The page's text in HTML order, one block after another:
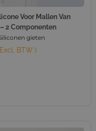
Voor Mallen Van
– 2 Componenten
gieten
BTW )